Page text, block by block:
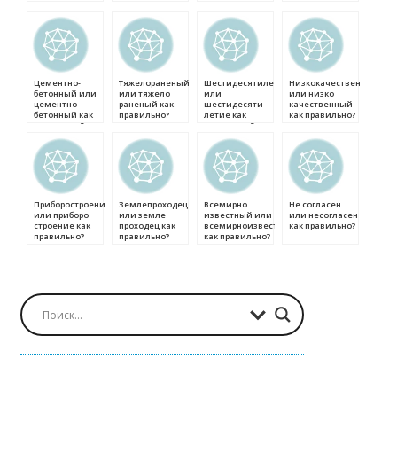
Цементно-
бетонный или
цементно
бетонный как
правильно?
Тяжелораненый
или тяжело
раненый как
правильно?
Шестидесятилетие
или
шестидесяти
летие как
правильно?
Низкокачественный
или низко
качественный
как правильно?
Приборостроение
или приборо
строение как
правильно?
Землепроходец
или земле
проходец как
правильно?
Всемирно
известный или
всемирноизвестный
как правильно?
Не согласен
или несогласен
как правильно?